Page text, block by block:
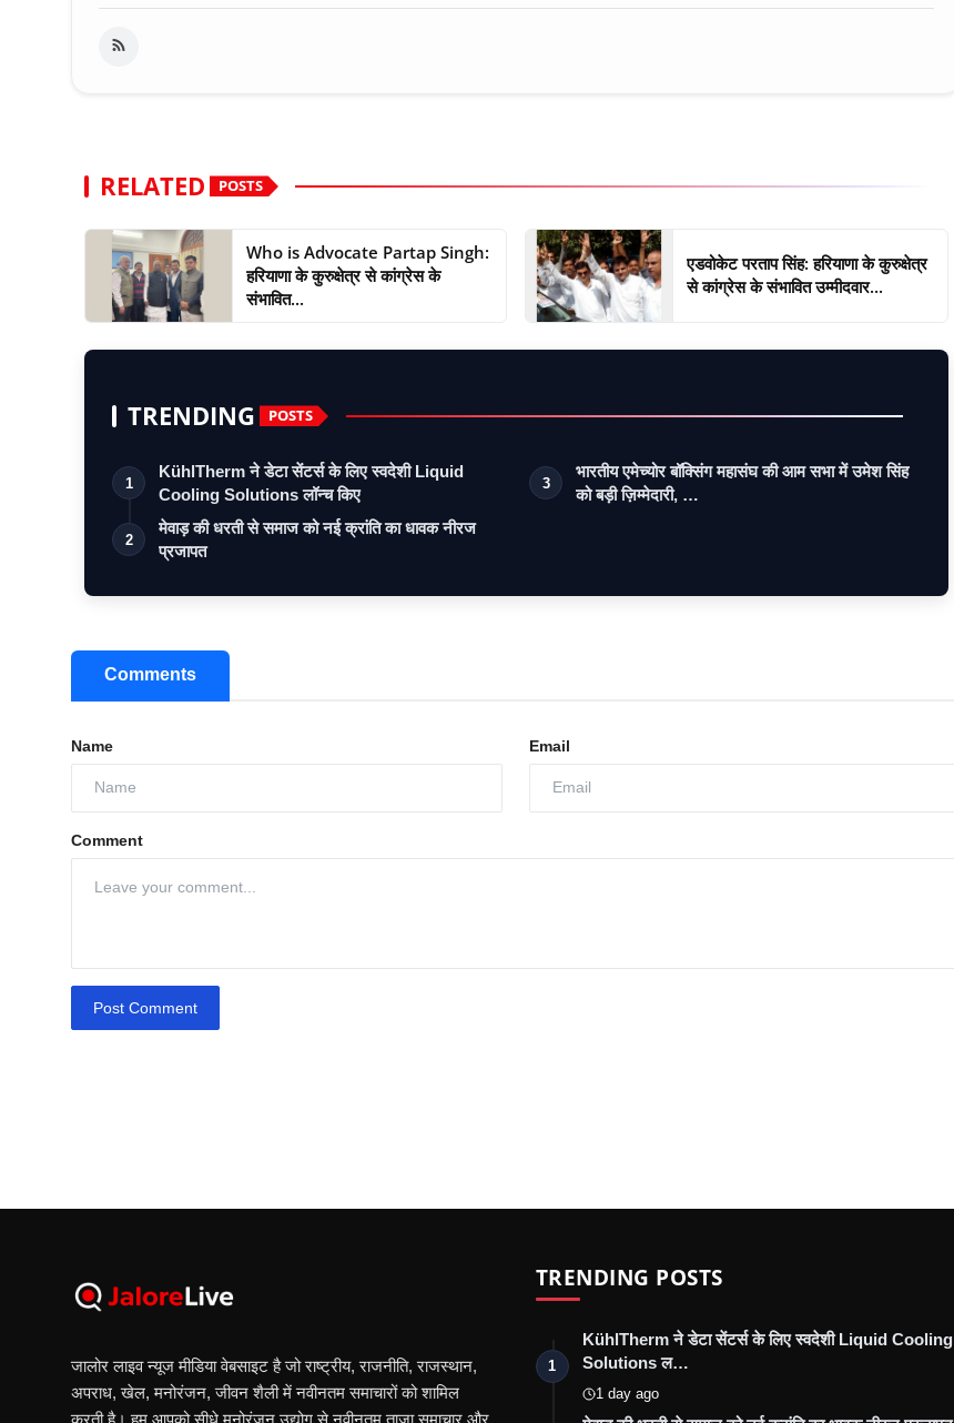
RELATED POSTS
Who is Advocate Partap Singh:
हरियाणा के कुरुक्षेत्र से कांग्रेस के
संभावित...
एडवोकेट परताप सिंह: हरियाणा के कुरुक्षेत्र
से कांग्रेस के संभावित उम्मीदवार...
TRENDING POSTS
1
KühlTherm ने डेटा सेंटर्स के लिए स्वदेशी Liquid
Cooling Solutions लॉन्च किए
2
मेवाड़ की धरती से समाज को नई क्रांति का धावक नीरज
प्रजापत
3
भारतीय एमेच्योर बॉक्सिंग महासंघ की आम सभा में उमेश सिंह
को बड़ी ज़िम्मेदारी, …
Comments
Name Email
Comment
Post Comment
जालोर लाइव न्यूज मीडिया वेबसाइट है जो राष्ट्रीय, राजनीति, राजस्थान,
अपराध, खेल, मनोरंजन, जीवन शैली में नवीनतम समाचारों को शामिल
TRENDING POSTS
1
KühlTherm ने डेटा सेंटर्स के लिए स्वदेशी Liquid Cooling
Solutions ल…
1 day ago